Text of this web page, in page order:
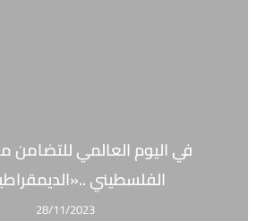
في اليوم العالمي
الفلسطيني
28/11/2023